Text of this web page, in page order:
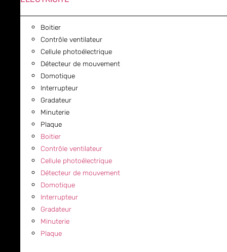
Boitier
Contrôle ventilateur
Cellule photoélectrique
Détecteur de mouvement
Domotique
Interrupteur
Gradateur
Minuterie
Plaque
Boitier
Contrôle ventilateur
Cellule photoélectrique
Détecteur de mouvement
Domotique
Interrupteur
Gradateur
Minuterie
Plaque